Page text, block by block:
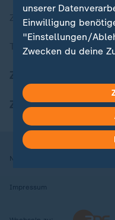
ZDFheute Stories
Themen im Überblick
ZDFheute Apps
Nutzungsbedingungen
Impressum
unserer
Einwilligung
"Einstellungen/
Zwecken du deine
in deinen
Hier findest du das
Weitere